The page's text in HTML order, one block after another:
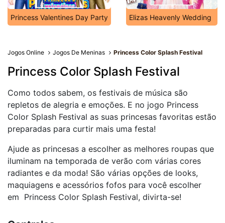
Princess Valentines Day Party Elizas Heavenly Wedding
Jogos Online Jogos De Meninas Princess Color Splash Festival
Princess Color Splash Festival
Como todos sabem, os festivais de música são
repletos de alegria e emoções. E no jogo Princess
Color Splash Festival as suas princesas favoritas estão
preparadas para curtir mais uma festa!
Ajude as princesas a escolher as melhores roupas que
iluminam na temporada de verão com várias cores
radiantes e da moda! São várias opções de looks,
maquiagens e acessórios fofos para você escolher
em Princess Color Splash Festival, divirta-se!